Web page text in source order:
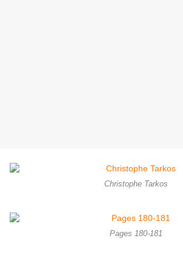
Christophe Tarkos
Pages 180-181